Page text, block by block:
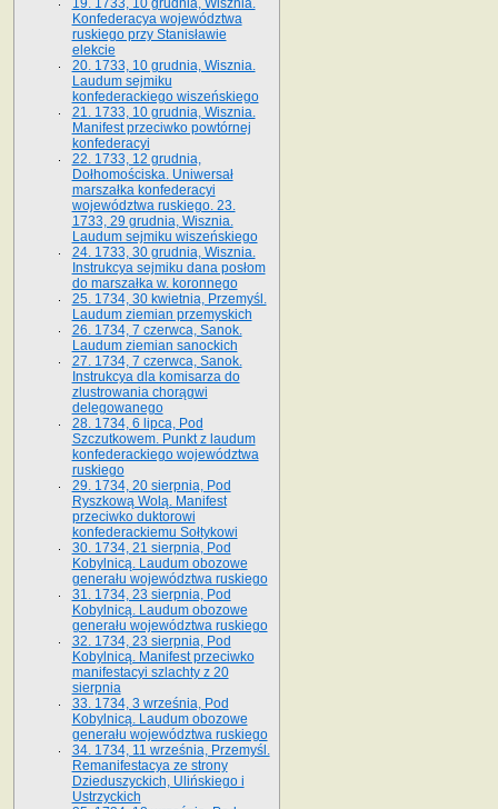
19. 1733, 10 grudnia, Wisznia.
Konfederacya województwa
ruskiego przy Stanisławie
elekcie
20. 1733, 10 grudnia, Wisznia.
Laudum sejmiku
konfederackiego wiszeńskiego
21. 1733, 10 grudnia, Wisznia.
Manifest przeciwko powtórnej
konfederacyi
22. 1733, 12 grudnia,
Dołhomościska. Uniwersał
marszałka konfederacyi
województwa ruskiego. 23.
1733, 29 grudnia, Wisznia.
Laudum sejmiku wiszeńskiego
24. 1733, 30 grudnia, Wisznia.
Instrukcya sejmiku dana posłom
do marszałka w. koronnego
25. 1734, 30 kwietnia, Przemyśl.
Laudum ziemian przemyskich
26. 1734, 7 czerwca, Sanok.
Laudum ziemian sanockich
27. 1734, 7 czerwca, Sanok.
Instrukcya dla komisarza do
zlustrowania chorągwi
delegowanego
28. 1734, 6 lipca, Pod
Szczutkowem. Punkt z laudum
konfederackiego województwa
ruskiego
29. 1734, 20 sierpnia, Pod
Ryszkową Wolą. Manifest
przeciwko duktorowi
konfederackiemu Sołtykowi
30. 1734, 21 sierpnia, Pod
Kobylnicą. Laudum obozowe
generału województwa ruskiego
31. 1734, 23 sierpnia, Pod
Kobylnicą. Laudum obozowe
generału województwa ruskiego
32. 1734, 23 sierpnia, Pod
Kobylnicą. Manifest przeciwko
manifestacyi szlachty z 20
sierpnia
33. 1734, 3 września, Pod
Kobylnicą. Laudum obozowe
generału województwa ruskiego
34. 1734, 11 września, Przemyśl.
Remanifestacya ze strony
Dzieduszyckich, Ulińskiego i
Ustrzyckich